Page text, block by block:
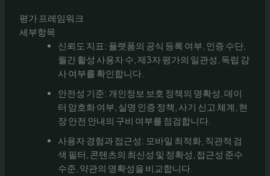
평가 프레임워크
세부항목
신뢰도 지표: 플랫폼의 공식 등록 여부, 인증 수단,
월간 활성 사용자 수, 제3자 평가의 일관성, 독립 감
사 여부를 확인합니다.
안전성 기준: 개인정보 보호 정책의 명확성, 데이
터 암호화 여부, 실명 인증 정책, 사기 신고 체계, 현
장 안전 안내의 구비 여부를 점검합니다.
사용자 경험과 접근성: 모바일 최적화, 직관적 검
색 필터, 콘텐츠의 최신성 및 정확성, 접근성 준수
수준, 약관의 명확성을 비교합니다.